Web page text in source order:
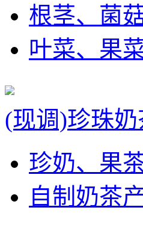
根茎、菌
叶菜、果
(现调)珍珠奶
珍奶、果
自制奶茶